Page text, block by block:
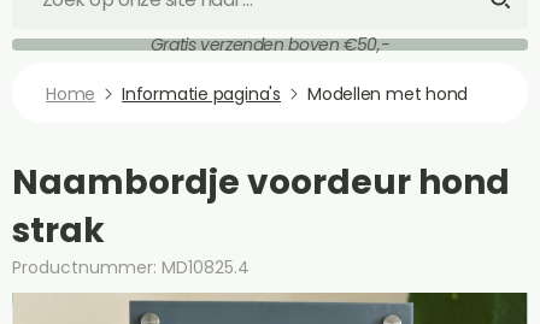
Gratis verzenden boven €50,-
Home Informatie pagina's Modellen met hond
Naambordje voordeur hond
strak
Productnummer: MD10825.4